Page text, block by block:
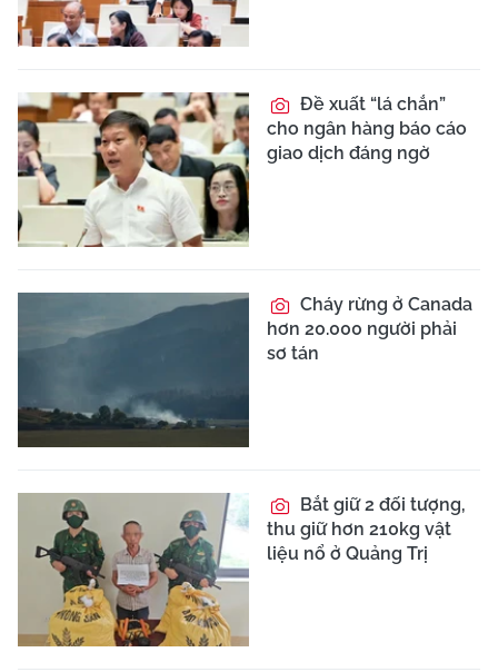
Đề xuất “lá chắn”
cho ngân hàng báo cáo
giao dịch đáng ngờ
Cháy rừng ở Canada
hơn 20.000 người phải
sơ tán
Bắt giữ 2 đối tượng,
thu giữ hơn 210kg vật
liệu nổ ở Quảng Trị